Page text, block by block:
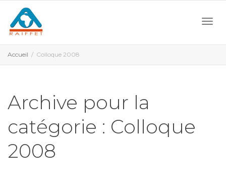
Accueil Colloque 2008
Archive pour la
catégorie : Colloque
2008